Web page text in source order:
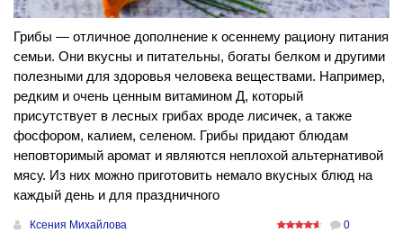
Грибы — отличное дополнение к осеннему рациону питания
семьи. Они вкусны и питательны, богаты белком и другими
полезными для здоровья человека веществами. Например,
редким и очень ценным витамином Д, который
присутствует в лесных грибах вроде лисичек, а также
фосфором, калием, селеном. Грибы придают блюдам
неповторимый аромат и являются неплохой альтернативой
мясу. Из них можно приготовить немало вкусных блюд на
каждый день и для праздничного
Ксения Михайлова 0